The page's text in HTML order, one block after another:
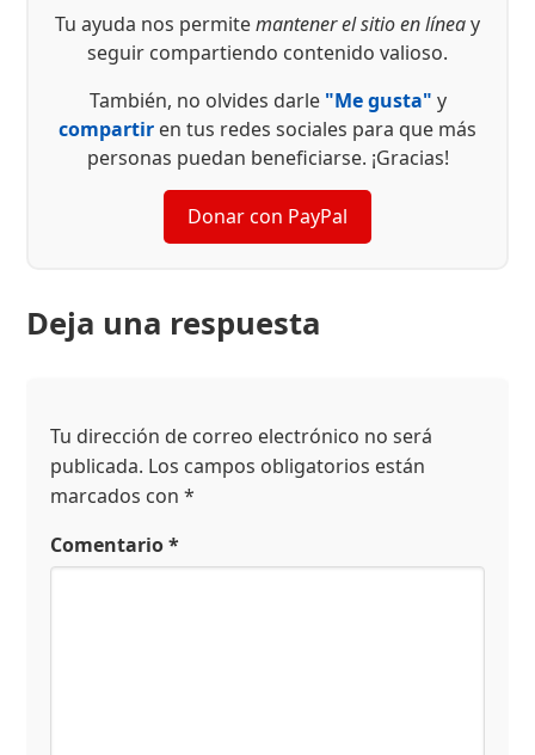
Tu ayuda nos permitemantener el sitio en líneay
seguir compartiendo contenido valioso.
También, no olvides darle "Me gusta" y
compartir en tus redes sociales para que más
personas puedan beneficiarse. ¡Gracias!
Donar con PayPal
Deja una respuesta
Tu dirección de correo electrónico no será
publicada. Los campos obligatorios están
marcados con*
Comentario*